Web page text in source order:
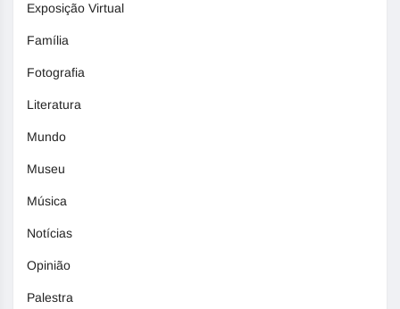
Exposição Virtual
Família
Fotografia
Literatura
Mundo
Museu
Música
Notícias
Opinião
Palestra